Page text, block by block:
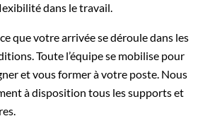
dans le travail.
que votre arrivée se déroule dans les
Toute l’équipe se mobilise pour
et vous former à votre poste. Nous
à disposition tous les supports et